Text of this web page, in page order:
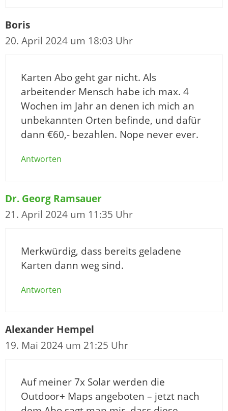
Boris
20. April 2024 um 18:03 Uhr
Karten Abo geht gar nicht. Als
arbeitender Mensch habe ich max. 4
Wochen im Jahr an denen ich mich an
unbekannten Orten befinde, und dafür
dann €60,- bezahlen. Nope never ever.
Antworten
Dr. Georg Ramsauer
21. April 2024 um 11:35 Uhr
Merkwürdig, dass bereits geladene
Karten dann weg sind.
Antworten
Alexander Hempel
19. Mai 2024 um 21:25 Uhr
Auf meiner 7x Solar werden die
Outdoor+ Maps angeboten – jetzt nach